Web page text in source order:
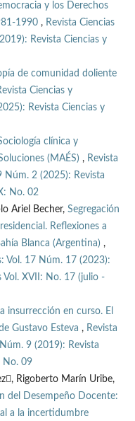
y los Derechos
1990 , Revista Ciencias
Revista Ciencias y
de comunidad doliente
Ciencias y
Revista Ciencias y
clínica y
(MAÉS) , Revista
Núm. 2 (2025): Revista
No. 02
Ariel Becher, Segregación
Reflexiones a
Blanca (Argentina) ,
Vol. 17 Núm. 17 (2023):
Vol. XVII: No. 17 (julio -
insurrección en curso. El
Gustavo Esteva , Revista
9 (2019): Revista
No. 09
Rigoberto Marín Uribe,
del Desempeño Docente:
a la incertidumbre